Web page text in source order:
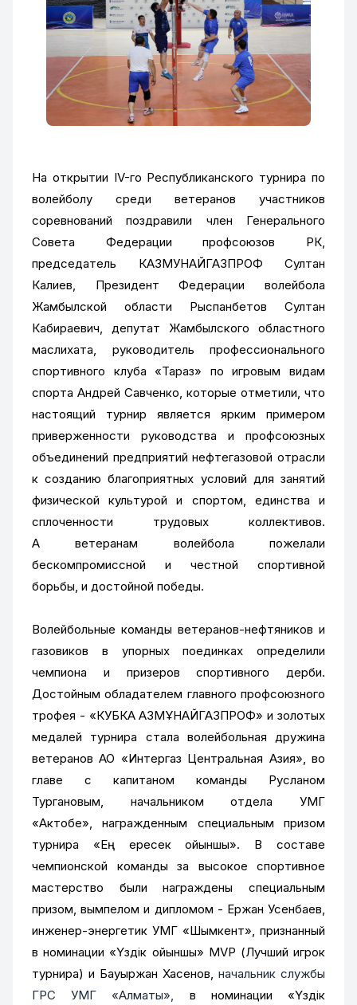
На открытии IV-го Республиканского турнира по
волейболу среди ветеранов участников
соревнований поздравили член Генерального
Совета Федерации профсоюзов РК,
председатель КАЗМУНАЙГАЗПРОФ Султан
Калиев, Президент Федерации волейбола
Жамбылской области Рыспанбетов Султан
Кабираевич, депутат Жамбылского областного
маслихата, руководитель профессионального
спортивного клуба «Тараз» по игровым видам
спорта Андрей Савченко, которые отметили, что
настоящий турнир является ярким примером
приверженности руководства и профсоюзных
объединений предприятий нефтегазовой отрасли
к созданию благоприятных условий для занятий
физической культурой и спортом, единства и
сплоченности трудовых коллективов.
А ветеранам волейбола пожелали
бескомпромиссной и честной спортивной
борьбы, и достойной победы.
Волейбольные команды ветеранов-нефтяников и
газовиков в упорных поединках определили
чемпиона и призеров спортивного дерби.
Достойным обладателем главного профсоюзного
трофея - «КУБКА ҚАЗМҰНАЙГАЗПРОФ» и золотых
медалей турнира стала волейбольная дружина
ветеранов АО «Интергаз Центральная Азия», во
главе с капитаном команды Русланом
Тургановым, начальником отдела УМГ
«Актобе», награжденным специальным призом
турнира «Ең ересек ойыншы». В составе
чемпионской команды за высокое спортивное
мастерство были награждены специальным
призом, вымпелом и дипломом - Ержан Усенбаев,
инженер-энергетик УМГ «Шымкент», признанный
в номинации «Үздік ойыншы» MVP (Лучший игрок
турнира) и Бауыржан Хасенов, начальник службы
ГРС УМГ «Алматы», в номинации «Үздік